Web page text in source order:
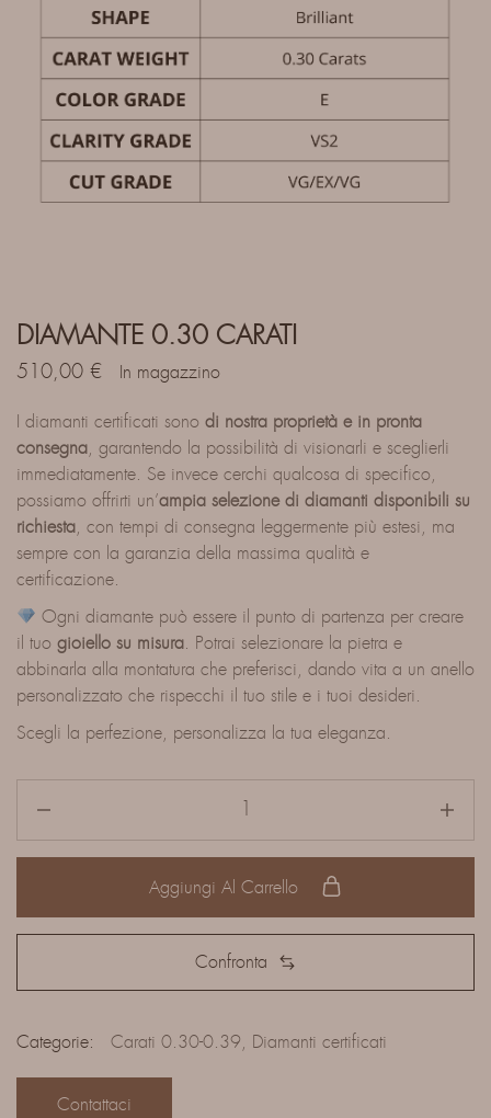
DIAMANTE 0.30 CARATI
510,00 € In magazzino
I diamanti certificati sono di nostra proprietà e in pronta
consegna, garantendo la possibilità di visionarli e sceglierli
immediatamente. Se invece cerchi qualcosa di specifico,
possiamo offrirti un’ampia selezione di diamanti disponibili su
richiesta, con tempi di consegna leggermente più estesi, ma
sempre con la garanzia della massima qualità e
certificazione.
Ogni diamante può essere il punto di partenza per creare
il tuo gioiello su misura. Potrai selezionare la pietra e
abbinarla alla montatura che preferisci, dando vita a un anello
personalizzato che rispecchi il tuo stile e i tuoi desideri.
Scegli la perfezione, personalizza la tua eleganza.
Aggiungi Al Carrello
Confronta
Categorie: Carati 0.30-0.39, Diamanti certificati
Contattaci